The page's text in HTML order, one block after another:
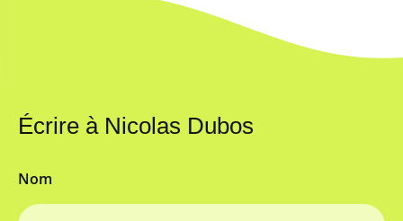
Écrire à Nicolas Dubos
Nom